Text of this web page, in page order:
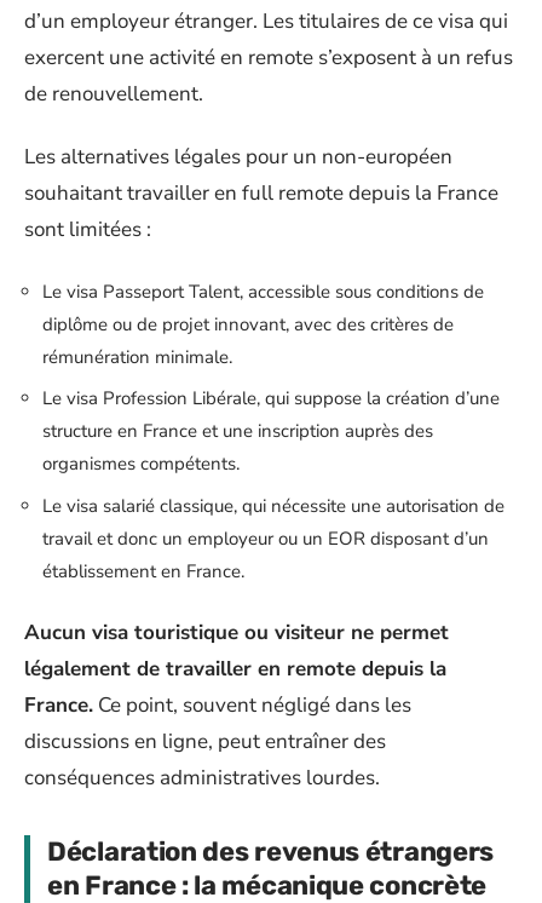
d’un employeur étranger. Les titulaires de ce visa qui
exercent une activité en remote s’exposent à un refus
de renouvellement.
Les alternatives légales pour un non-européen
souhaitant travailler en full remote depuis la France
sont limitées :
Le visa Passeport Talent, accessible sous conditions de
diplôme ou de projet innovant, avec des critères de
rémunération minimale.
Le visa Profession Libérale, qui suppose la création d’une
structure en France et une inscription auprès des
organismes compétents.
Le visa salarié classique, qui nécessite une autorisation de
travail et donc un employeur ou un EOR disposant d’un
établissement en France.
Aucun visa touristique ou visiteur ne permet
légalement de travailler en remote depuis la
France. Ce point, souvent négligé dans les
discussions en ligne, peut entraîner des
conséquences administratives lourdes.
Déclaration des revenus étrangers
en France : la mécanique concrète